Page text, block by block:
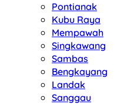
Pontianak
Kubu Raya
Mempawah
Singkawang
Sambas
Bengkayang
Landak
Sanggau